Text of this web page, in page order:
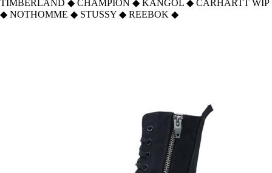
TIMBERLAND ◆ CHAMPION ◆ KANGOL ◆ CARHARTT WIP
◆ NOTHOMME ◆ STUSSY ◆ REEBOK ◆